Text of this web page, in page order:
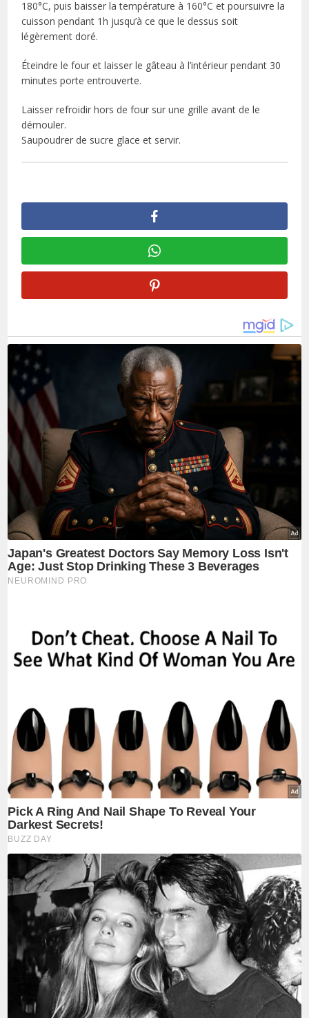
180°C, puis baisser la température à 160°C et poursuivre la
cuisson pendant 1h jusqu’à ce que le dessus soit
légèrement doré.
Éteindre le four et laisser le gâteau à l’intérieur pendant 30
minutes porte entrouverte.
Laisser refroidir hors de four sur une grille avant de le
démouler.
Saupoudrer de sucre glace et servir.